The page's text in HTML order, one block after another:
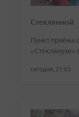
Стеклянной
Пункт приёма
сегодня, 21:03